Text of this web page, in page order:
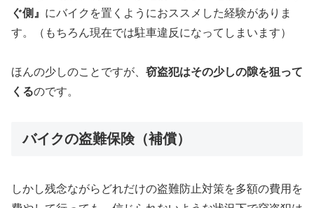
ぐ側』 にバイクを置くようにおススメした経験がありま
す。（もちろん現在では駐車違反になってしまいます）
ほんの少しのことですが、 窃盗犯はその少しの隙を狙って
くるのです。
バイクの盗難保険（補償）
しかし残念ながらどれだけの盗難防止対策を多額の費用を